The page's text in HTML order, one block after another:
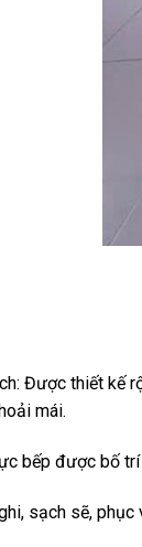
Được thiết kế
mái.
bếp được bố
sạch sẽ,